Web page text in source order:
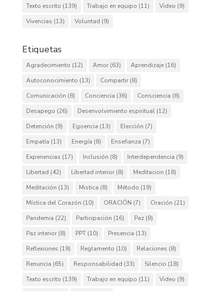
Texto escrito (139) Trabajo en equipo (11) Video (9)
Vivencias (13) Voluntad (9)
Etiquetas
Agradecimiento (12) Amor(63) Aprendizaje(16)
Autoconocimiento (13) Compartir(8)
Comunicación (8) Conciencia (36) Consciencia (8)
Desapego (26) Desenvolvimiento espiritual(12)
Detención (9) Egoencia (13) Elección (7)
Empatía (13) Energía (8) Enseñanza (7)
Experiencias (17) Inclusión (8) Interdependencia (9)
Libertad (42) Libertad interior(8) Meditacion (18)
Meditación (13) Mistica (8) Método (19)
Mística del Corazón (10) ORACIÓN (7) Oración (21)
Pandemia (22) Participación (16) Paz(8)
Paz interior(8) PPT(10) Presencia (13)
Reflexiones (19) Reglamento (10) Relaciones (8)
Renuncia (65) Responsabilidad (33) Silencio (18)
Texto escrito (139) Trabajo en equipo (11) Video (9)